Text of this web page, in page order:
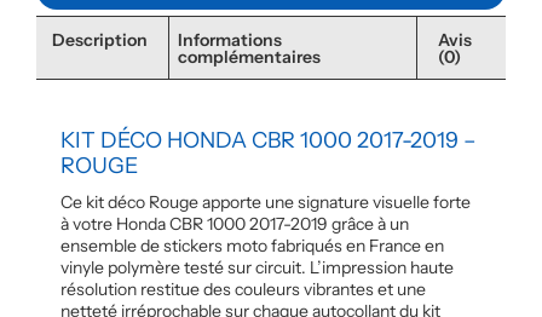
Description Informations
complémentaires
Avis
(0)
KIT DÉCO HONDA CBR 1000 2017-2019 –
ROUGE
Ce kit déco Rouge apporte une signature visuelle forte
à votre Honda CBR 1000 2017-2019 grâce à un
ensemble de stickers moto fabriqués en France en
vinyle polymère testé sur circuit. L’impression haute
résolution restitue des couleurs vibrantes et une
netteté irréprochable sur chaque autocollant du kit